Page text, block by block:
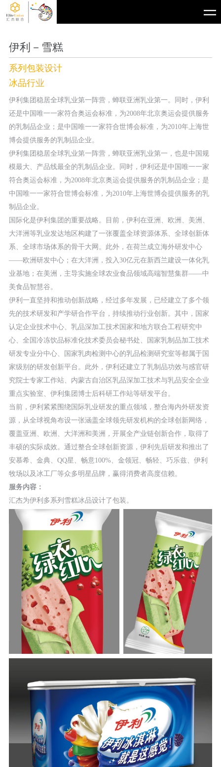
伊利－雪糕
系列包装设计
冰品行业
伊利集团稳居全球乳业第一阵营，蝉联亚洲乳业第一。同时，伊利
还是中国唯一一家符合奥运会标准，为2008年北京奥运会提供服务
的乳制品企业；是中国唯一一家符合世博会标准，为2010年上海世
博会提供服务的乳制品企业。
伊利集团稳居全球乳业第一阵营，蝉联亚洲乳业第一，也是中国规
模最大、产品线最全的乳制品企业。同时，伊利还是中国唯一一家
符合奥运会标准，为2008年北京奥运会提供服务的乳制品企业；是
中国唯一一家符合世博会标准，为2010年上海世博会提供服务的乳
制品企业。
国际化是伊利集团的重要战略。目前，伊利在亚洲、欧洲、美洲、
大洋洲等乳业发达地区构建了一张覆盖全球资源体系、全球创新体
系、全球市场体系的骨干大网。此外，在荷兰成立海外研发中心
——欧洲研发中心；在大洋洲，投入30亿元在新西兰建设一体化乳
业基地；在美洲，主导实施全球农业食品领域高端智慧集群——中
美食品智慧谷。
伊利一直坚持和推动创新战略，经过多年发展，已经建立了多个领
先的技术研发和产学研合作平台，持续推动行业创新。其中，国家
认定企业技术中心、乳品深加工技术国家和地方联合工程研究中
心、全国冷冻饮品标准化技术委员会秘书处、国家乳制品加工技术
研发专业分中心、国家乳肉检测中心的乳品检测研究室等都属于国
家级别的研发创新平台。此外，伊利还建立了乳制品功效与感官研
究院士专家工作站、内蒙古自治区乳品深加工技术与乳品安全企业
重点实验室、伊利集团博士后科研工作站等研发平台。
当前，伊利紧紧围绕国际乳业研发的重点领域，整合海内外研发资
源，从全球视角布设一张涵盖全球领先研发机构的全球创新网络，
覆盖亚洲、欧洲、大洋洲和美洲，开展全产业链创新合作，取得了
丰硕的实际成效。通过整合全球创新资源，伊利先后研发和推出了
安慕希、金典、QQ星、畅意100%、金领冠、畅轻、巧乐兹、伊利
牧场以及冰工厂等众多明星品牌，赢得消费者高度信赖。
服务内容：
汇杰为伊利多系列雪糕冰品设计了包装。